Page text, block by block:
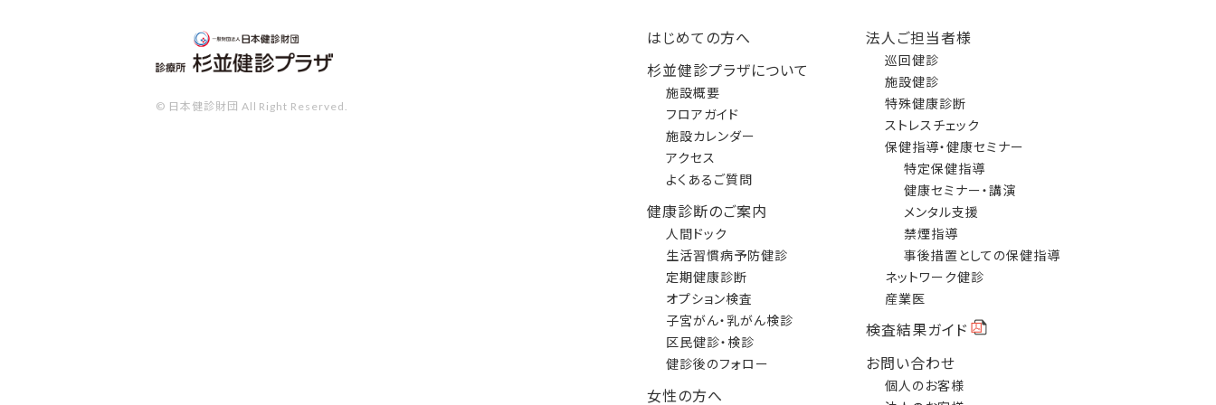
© 日本健診財団 All Right Reserved.
はじめての方へ
杉並健診プラザについて
施設概要
フロアガイド
施設カレンダー
アクセス
よくあるご質問
健康診断のご案内
人間ドック
生活習慣病予防健診
定期健康診断
オプション検査
子宮がん・乳がん検診
区民健診・検診
健診後のフォロー
女性の方へ
法人ご担当者様
巡回健診
施設健診
特殊健康診断
ストレスチェック
保健指導・健康セミナー
特定保健指導
健康セミナー・講演
メンタル支援
禁煙指導
事後措置としての保健指導
ネットワーク健診
産業医
検査結果ガイド
お問い合わせ
個人のお客様